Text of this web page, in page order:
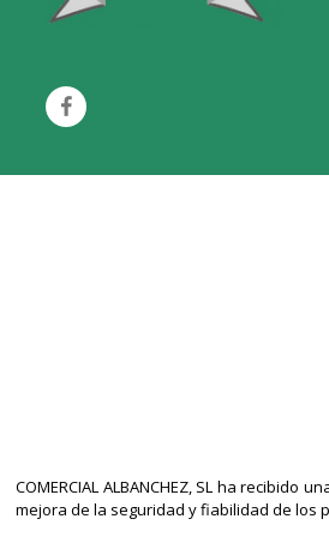
COMERCIAL ALBANCHEZ, SL ha
mejora de la seguridad y fiabilidad de los